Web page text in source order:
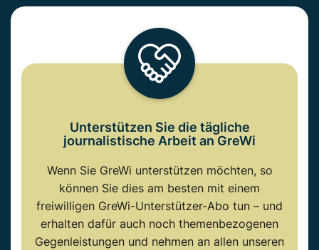
Unterstützen Sie die tägliche
journalistische Arbeit an GreWi
Wenn Sie GreWi unterstützen möchten, so
können Sie dies am besten mit einem
freiwilligen GreWi-Unterstützer-Abo tun – und
erhalten dafür auch noch themenbezogenen
Gegenleistungen und nehmen an allen unseren